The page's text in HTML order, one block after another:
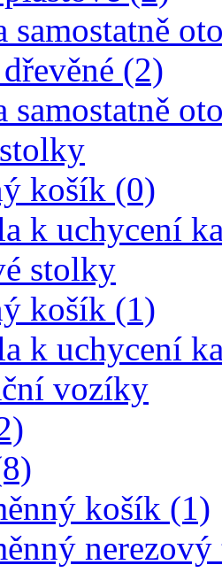
samostatně
(2)
samostatně
košík (0)
k uchycení
stolky
košík (1)
k uchycení
vozíky
košík (1)
nerezový